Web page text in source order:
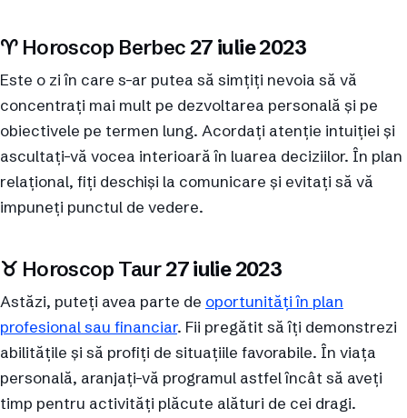
♈︎ Horoscop Berbec 27 iulie 2023
Este o zi în care s-ar putea să simțiți nevoia să vă
concentrați mai mult pe dezvoltarea personală și pe
obiectivele pe termen lung. Acordați atenție intuiției și
ascultați-vă vocea interioară în luarea deciziilor. În plan
relațional, fiți deschiși la comunicare și evitați să vă
impuneți punctul de vedere.
♉︎ Horoscop Taur27 iulie 2023
Astăzi, puteți avea parte de oportunități în plan
profesional sau financiar. Fii pregătit să îți demonstrezi
abilitățile și să profiți de situațiile favorabile. În viața
personală, aranjați-vă programul astfel încât să aveți
timp pentru activități plăcute alături de cei dragi.